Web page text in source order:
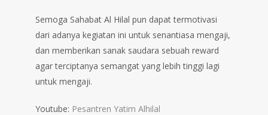
Semoga Sahabat Al Hilal pun dapat termotivasi
dari adanya kegiatan ini untuk senantiasa mengaji,
dan memberikan sanak saudara sebuah reward
agar terciptanya semangat yang lebih tinggi lagi
untuk mengaji.
Youtube: Pesantren Yatim Alhilal